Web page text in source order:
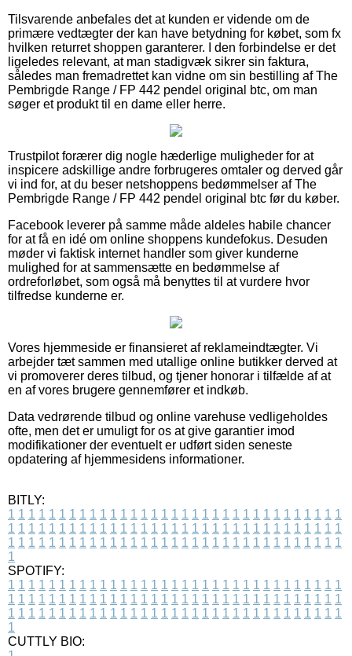
Tilsvarende anbefales det at kunden er vidende om de
primære vedtægter der kan have betydning for købet, som fx
hvilken returret shoppen garanterer. I den forbindelse er det
ligeledes relevant, at man stadigvæk sikrer sin faktura,
således man fremadrettet kan vidne om sin bestilling af The
Pembrigde Range / FP 442 pendel original btc, om man
søger et produkt til en dame eller herre.
Trustpilot forærer dig nogle hæderlige muligheder for at
inspicere adskillige andre forbrugeres omtaler og derved går
vi ind for, at du beser netshoppens bedømmelser af The
Pembrigde Range / FP 442 pendel original btc før du køber.
Facebook leverer på samme måde aldeles habile chancer
for at få en idé om online shoppens kundefokus. Desuden
møder vi faktisk internet handler som giver kunderne
mulighed for at sammensætte en bedømmelse af
ordreforløbet, som også må benyttes til at vurdere hvor
tilfredse kunderne er.
Vores hjemmeside er finansieret af reklameindtægter. Vi
arbejder tæt sammen med utallige online butikker derved at
vi promoverer deres tilbud, og tjener honorar i tilfælde af at
en af vores brugere gennemfører et indkøb.
Data vedrørende tilbud og online varehuse vedligeholdes
ofte, men det er umuligt for os at give garantier imod
modifikationer der eventuelt er udført siden seneste
opdatering af hjemmesidens informationer.
BITLY:
1 1 1 1 1 1 1 1 1 1 1 1 1 1 1 1 1 1 1 1 1 1 1 1 1 1 1 1 1 1 1 1 1
1 1 1 1 1 1 1 1 1 1 1 1 1 1 1 1 1 1 1 1 1 1 1 1 1 1 1 1 1 1 1 1 1
1 1 1 1 1 1 1 1 1 1 1 1 1 1 1 1 1 1 1 1 1 1 1 1 1 1 1 1 1 1 1 1 1
1
SPOTIFY:
1 1 1 1 1 1 1 1 1 1 1 1 1 1 1 1 1 1 1 1 1 1 1 1 1 1 1 1 1 1 1 1 1
1 1 1 1 1 1 1 1 1 1 1 1 1 1 1 1 1 1 1 1 1 1 1 1 1 1 1 1 1 1 1 1 1
1 1 1 1 1 1 1 1 1 1 1 1 1 1 1 1 1 1 1 1 1 1 1 1 1 1 1 1 1 1 1 1 1
1
CUTTLY BIO: